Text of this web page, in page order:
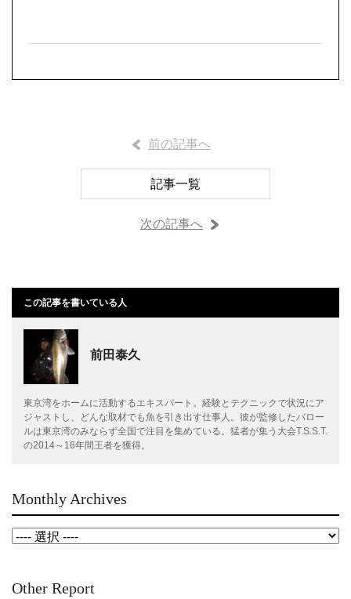
前の記事へ
記事一覧
次の記事へ
この記事を書いている人
前田泰久
東京湾をホームに活動するエキスパート。経験とテクニックで状況にア
ジャストし、どんな取材でも魚を引き出す仕事人。彼が監修したバロー
ルは東京湾のみならず全国で注目を集めている。猛者が集う大会T.S.S.T.
の2014～16年間王者を獲得。
Monthly Archives
Other Report